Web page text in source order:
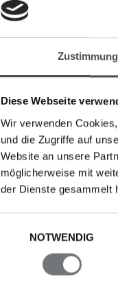
Zustimmung
Diese Webseite
Wir verwenden
und die Zugriffe auf
Website an unsere
möglicherweise mit
der Dienste gesammelt
NOTWENDIG